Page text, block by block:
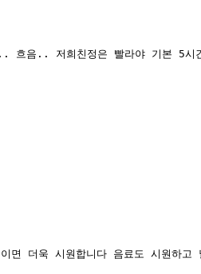
흐음.. 저희친정은 빨라야 기본 5시
면 더욱 시원합니다 음료도 시원하